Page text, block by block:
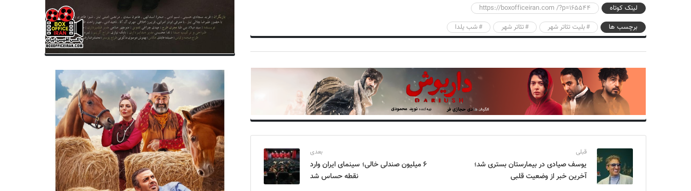
لینک کوتاه
https://boxofficeiran.com /?p=165544
برچسب ها
بلیت تئاتر شهر تئاتر شهر شب یلدا
قبلی
یوسف صیادی در بیمارستان بستری شد؛
آخرین خبر از وضعیت قلبی
بعدی
۶ میلیون صندلی خالی؛ سینمای ایران وارد
نقطه حساس شد